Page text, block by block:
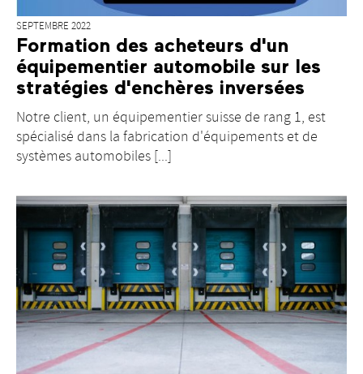
SEPTEMBRE 2022
Formation des acheteurs d'un
équipementier automobile sur les
stratégies d'enchères inversées
Notre client, un équipementier suisse de rang 1, est
spécialisé dans la fabrication d'équipements et de
systèmes automobiles [...]